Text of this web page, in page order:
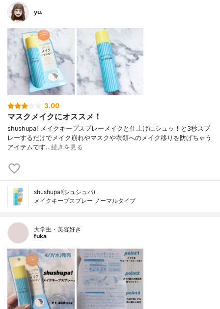
yu.
3.00
マスクメイクにオススメ！
shushupa! メイクキープスプレー メイクと仕上げにシュッ！と 3秒スプ
レーするだけで メイク崩れやマスクや衣類へのメイク移りを 防げちゃう
アイテムです…続きを見る
shushupa!(シュシュパ)
メイクキープスプレー ノーマルタイプ
大学生・美容好き
fuka